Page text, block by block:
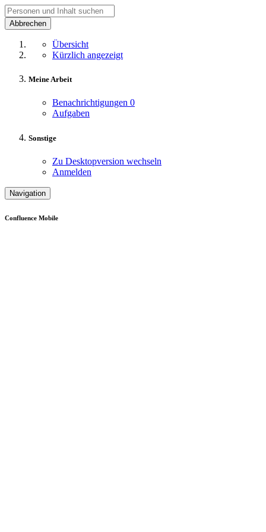
Abbrechen
Übersicht
Kürzlich angezeigt
Meine Arbeit
Benachrichtigungen 0
Aufgaben
Sonstige
Zu Desktopversion wechseln
Anmelden
Navigation
Confluence Mobile